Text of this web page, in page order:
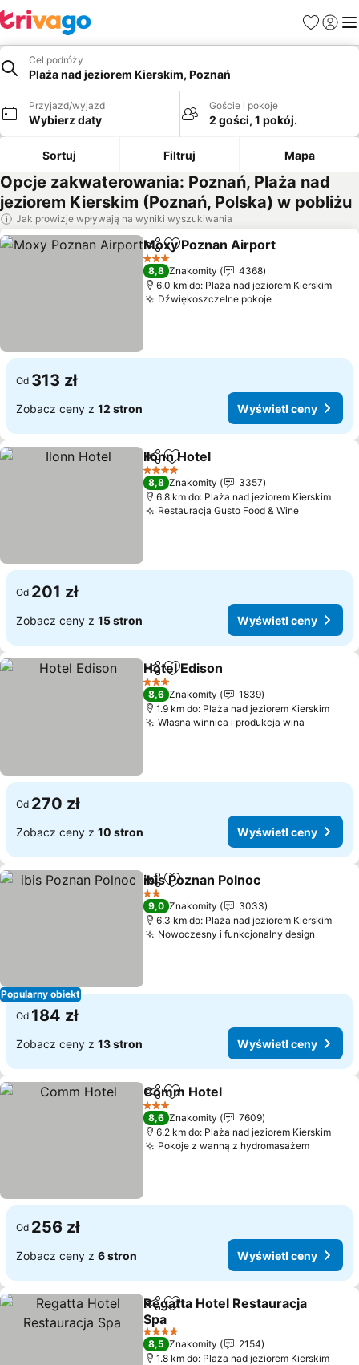
Ulubione
Cel podróży
Plaża nad jeziorem Kierskim, Poznań
Przyjazd/wyjazd
Wybierz daty
Goście i pokoje
2 gości, 1 pokój.
Sortuj Filtruj Mapa
Opcje zakwaterowania: Poznań, Plaża nad
jeziorem Kierskim (Poznań, Polska) w pobliżu
Jak prowizje wpływają na wyniki wyszukiwania
Udostępnij
Dodaj do ulubionych
Moxy Poznan Airport
3 Kategoria
8,8 Znakomity
4368
6.0 km do: Plaża nad jeziorem Kierskim
Dźwiękoszczelne pokoje
Od 313 zł
Zobacz ceny z 12 stron Wyświetl ceny
Udostępnij
Dodaj do ulubionych
Ilonn Hotel
4 Kategoria
8,8 Znakomity
3357
6.8 km do: Plaża nad jeziorem Kierskim
Restauracja Gusto Food & Wine
Od 201 zł
Zobacz ceny z 15 stron Wyświetl ceny
Udostępnij
Dodaj do ulubionych
Hotel Edison
3 Kategoria
8,6 Znakomity
1839
1.9 km do: Plaża nad jeziorem Kierskim
Własna winnica i produkcja wina
Od 270 zł
Zobacz ceny z 10 stron Wyświetl ceny
Popularny obiekt
Udostępnij
Dodaj do ulubionych
ibis Poznan Polnoc
2 Kategoria
9,0 Znakomity
3033
6.3 km do: Plaża nad jeziorem Kierskim
Nowoczesny i funkcjonalny design
Od 184 zł
Zobacz ceny z 13 stron Wyświetl ceny
Udostępnij
Dodaj do ulubionych
Comm Hotel
3 Kategoria
8,6 Znakomity
7609
6.2 km do: Plaża nad jeziorem Kierskim
Pokoje z wanną z hydromasażem
Od 256 zł
Zobacz ceny z 6 stron Wyświetl ceny
Udostępnij
Dodaj do ulubionych
Regatta Hotel Restauracja
Spa
4 Kategoria
8,5 Znakomity
2154
1.8 km do: Plaża nad jeziorem Kierskim